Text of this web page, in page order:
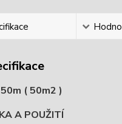
( 50m2 )
A POUŽITÍ